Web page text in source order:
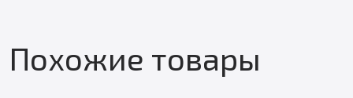
Похожие товары